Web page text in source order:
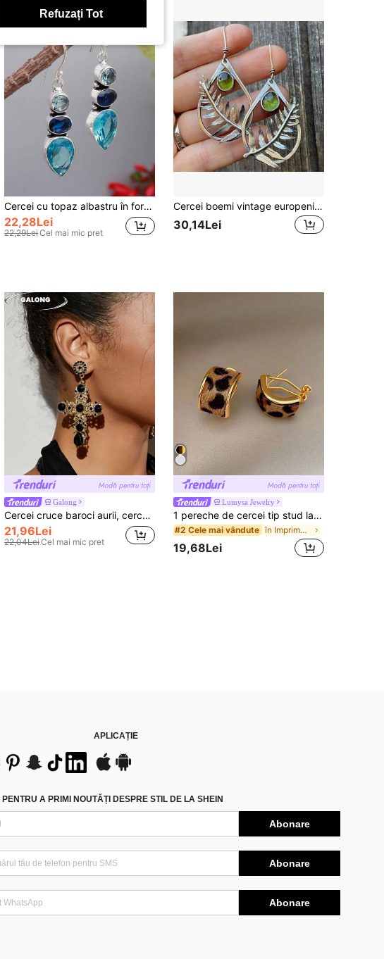
Cercei cu topaz albastru în formă de lacrimă, stil boem, placări argintii, hipoalergeni, cercei de modă pentru femei cu pietre prețioase
22,28Lei
22,29LeiCel mai mic pret
Cercei boemi vintage europeni și americani cu frunze, stil occidental personalizat cu incrustație de zirconiu sintetic verde, accesoriu de nișă, potriviți pentru vacanță la plajă, ownwear, petreceri hippie, întâlniri și ieșiri, cadou de bijuterii cu atmosferă vintage pentru femei
30,14Lei
Galong
Cercei cruce baroci aurii, cercei vintage de lux cu cristale încorporate, stil de înaltă calitate, stil Dark Queen, atrăgători pentru banchet și petrecere
21,96Lei
22,04LeiCel mai mic pret
Lumysa Jewelry
1 pereche de cercei tip stud la modă cu imprimeu leopard geometric, pentru toamnă/iarnă, pentru femei, potriviți pentru purtare zilnică, petreceri și evenimente (model aleatoriu)
#2 Cele mai vândute în Imprimeu de leopard Cercei femei
19,68Lei
APLICAȚIE
PENTRU A PRIMI NOUTĂȚI DESPRE STIL DE LA SHEIN
Abonare
Abonare
Abonare
Refuzați Tot